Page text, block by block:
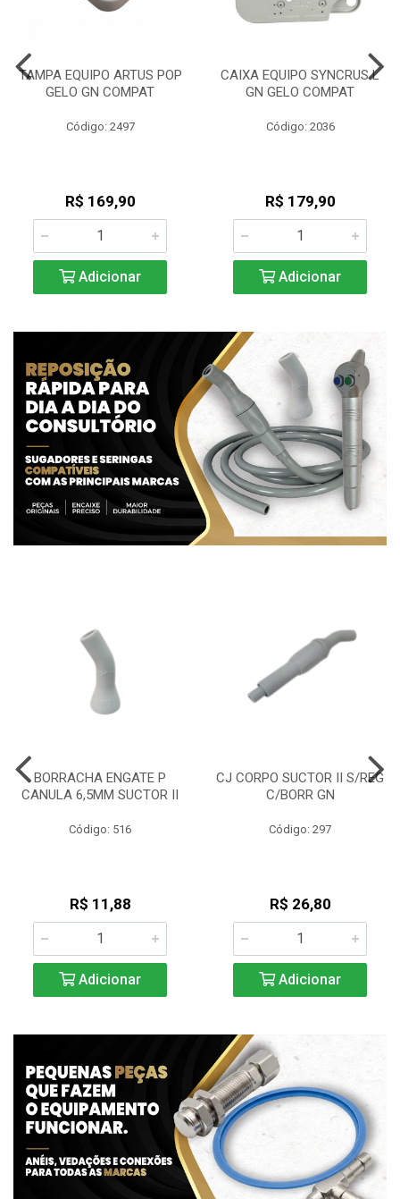
TAMPA EQUIPO ARTUS POP
GELO GN COMPAT
Código: 2497
R$ 169,90
Adicionar
CAIXA EQUIPO SYNCRUS L
GN GELO COMPAT
Código: 2036
R$ 179,90
Adicionar
BORRACHA ENGATE P
CANULA 6,5MM SUCTOR II
Código: 516
R$ 11,88
Adicionar
CJ CORPO SUCTOR II S/REG
C/BORR GN
Código: 297
R$ 26,80
Adicionar